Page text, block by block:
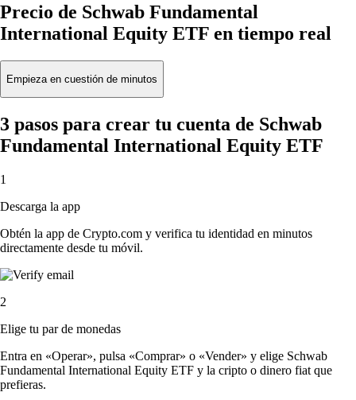
Precio de Schwab Fundamental
International Equity ETF en tiempo real
Empieza en cuestión de minutos
3 pasos para crear tu cuenta de Schwab
Fundamental International Equity ETF
1
Descarga la app
Obtén la app de Crypto.com y verifica tu identidad en minutos
directamente desde tu móvil.
2
Elige tu par de monedas
Entra en «Operar», pulsa «Comprar» o «Vender» y elige Schwab
Fundamental International Equity ETF y la cripto o dinero fiat que
prefieras.